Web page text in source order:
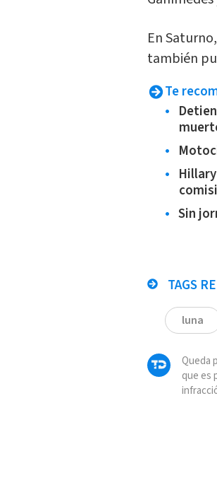
En
también
Te
Sin
TAGS
luna
Queda
que es